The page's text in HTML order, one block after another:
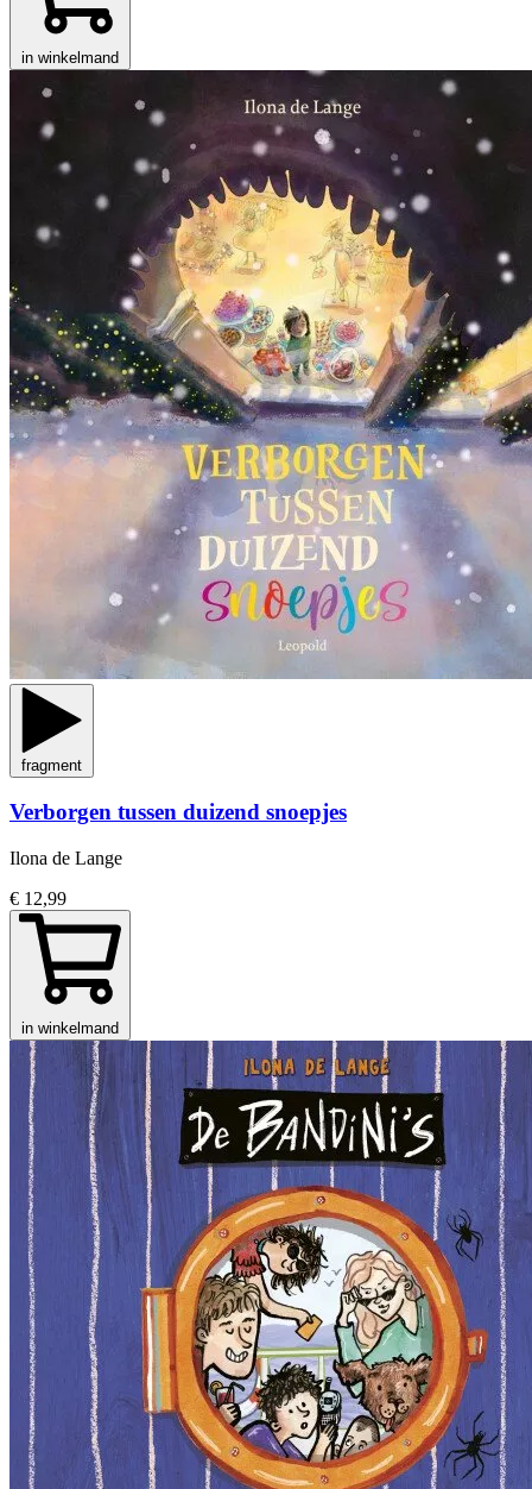
in winkelmand
fragment
Verborgen tussen duizend snoepjes
Ilona de Lange
€ 12,99
in winkelmand